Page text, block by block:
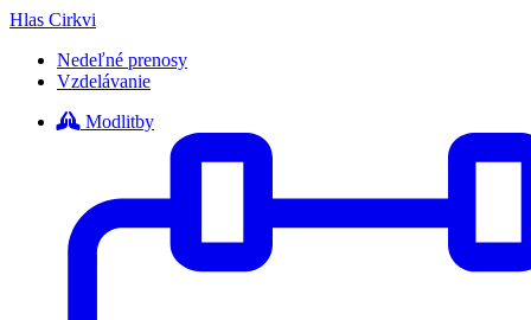
Hlas Cirkvi
Nedeľné prenosy
Vzdelávanie
Modlitby